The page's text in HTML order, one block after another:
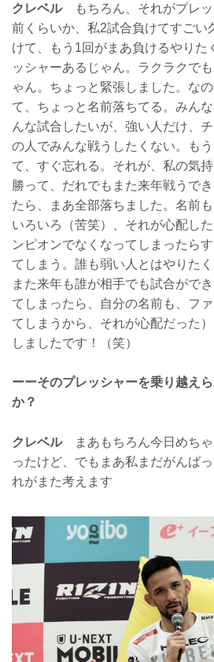
クレベルもちろん、それがプレッ
前くらいか、私2試合負けてすごい
けて、もう1回がまあ負けるやりた
ッシャーあるじゃん。ラクラクで
ゃん。ちょっと緊張しました。な
て、ちょっと名前落ちてる。みん
んな試合したいが、強い人だけ、
の人でみんな戦うしたくない。も
て、すぐ忘れる。それが、私の気
勝って、だれでもまた来年戦うで
たら、まあ全部落ちました。名前
いろいろ（苦笑）、それが心配し
ンピオンでなくなってしまったら
てしまう。誰も弱い人とはやりた
また来年も誰が相手でも試合がで
てしまったら、自分の名前も、フ
てしまうから、それが心配だった
しましたです！（笑）
ーーそのプレッシャーを乗り越え
か？
クレベルまあもちろん今日めちゃ
ったけど、でもまあ私まだがんば
れがまた考えます